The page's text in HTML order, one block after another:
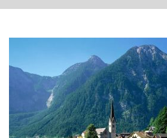
Сетевые отели Турции
Сетевые отели Египта
Сетевые отели ОАЭ